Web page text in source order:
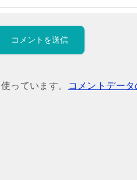
っています。
コメントデー